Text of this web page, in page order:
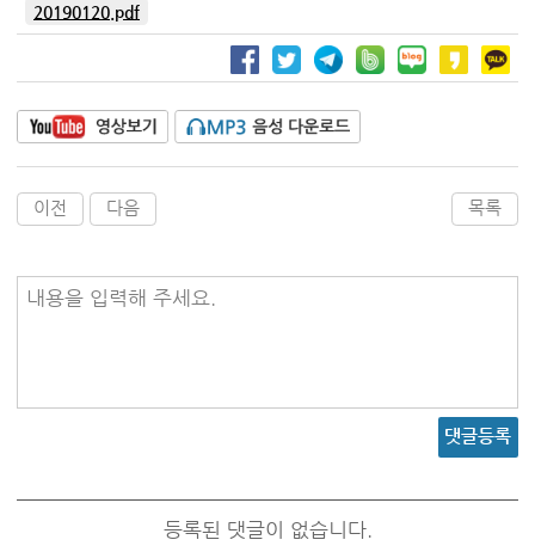
20190120.pdf
이전 다음 목록
내용을 입력해 주세요.
댓글등록
등록된 댓글이 없습니다.